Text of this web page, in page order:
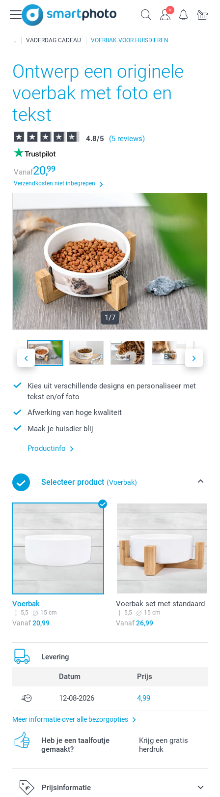
VADERDAG CADEAU VOERBAK VOOR HUISDIEREN
Ontwerp een originele
voerbak met foto en
tekst
4.8/5 (5 reviews)
Vanaf20,99
Verzendkosten niet inbegrepen
1/7
Kies uit verschillende designs en personaliseer met
tekst en/of foto
Afwerking van hoge kwaliteit
Maak je huisdier blij
Productinfo
Selecteer product (Voerbak)
Voerbak
5,5 15 cm
Vanaf20,99
Voerbak set met standaard
5,5 15 cm
Vanaf26,99
Levering
Datum Prijs
12-08-2026 4,99
Meer informatie over alle bezorgopties
Heb je een taalfoutje
gemaakt?
Krijg een gratis
herdruk
Prijsinformatie